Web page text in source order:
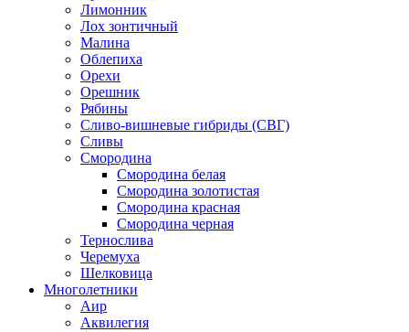
Лимонник
Лох зонтичный
Малина
Облепиха
Орехи
Орешник
Рябины
Сливо-вишневые гибриды (СВГ)
Сливы
Смородина
Смородина белая
Смородина золотистая
Смородина красная
Смородина черная
Тернослива
Черемуха
Шелковица
Многолетники
Аир
Аквилегия